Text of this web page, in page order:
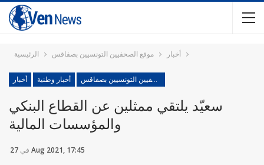
الرئيسية موقع الصحفيين التونسيين بصفاقس أخبار
أخبار أخبار وطنية موقع الصحفيين التونسيين بصفاقس
سعيّد يلتقي ممثلين عن القطاع البنكي
والمؤسسات المالية
في 27 Aug 2021, 17:45